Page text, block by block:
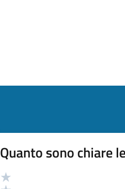
Quanto sono chiare
Valutazione